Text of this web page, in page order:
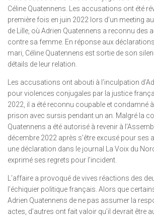
Céline Quatennens. Les accusations ont été
première fois en juin 2022 lors d’un meeting
de Lille, où Adrien Quatennens a reconnu des
contre sa femme. En réponse aux
mari, Céline Quatennens est sortie de son
détails de leur relation.
Les accusations ont abouti à l’inculpation
pour violences conjugales par la justice
2022, il a été reconnu coupable et condamné
prison avec sursis pendant un an. Malgré la
Quatennens a été autorisé à revenir à
décembre 2022 après s’être excusé pour ses
une déclaration dans le journal La Voix du
exprimé ses regrets pour l’incident.
L’affaire a provoqué de vives réactions des
l’échiquier politique français. Alors que
Adrien Quatennens de ne pas assumer la
actes, d’autres ont fait valoir qu’il devrait être